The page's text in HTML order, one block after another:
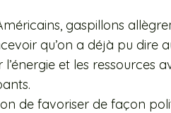
gaspillons
qu’on a déjà pu dire
et les ressources
de favoriser de façon